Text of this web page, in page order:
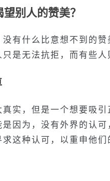
别人的赞美？
有什么比意想不到的
是无法抗拒，而有些人
实，但是一个想要吸
因为，没有外界的认
这种认可，以重申他们